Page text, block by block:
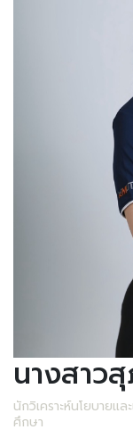
นางสาว
นักวิเคราะห์นโยบายแ
ศึกษา